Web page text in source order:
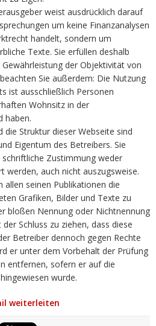
weist ausdrücklich darauf
um keine Finanzanalysen
handelt, sondern um
Texte. Sie erfüllen deshalb
der Objektivität von
Sie außerdem: Die Nutzung
ist ausschließlich Personen
Wohnsitz in der
haben.
die Struktur dieser Webseite sind
Eigentum des Betreibers. Sie
Zustimmung weder
werden, auch nicht auszugsweise.
seinen Publikationen die
Grafiken, Bilder und Texte zu
bloßen Nennung oder Nichtnennung
Schluss zu ziehen, dass diese
Betreiber dennoch gegen Rechte
er unter dem Vorbehalt der Prüfung
entfernen, sofern er auf die
wurde.
weiterleiten